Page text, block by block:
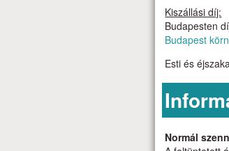
Kiszállási díj:
Budapesten
Budapest
Esti és
Normál